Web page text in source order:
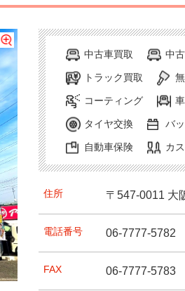
中古車買取 中
トラック買取
コーティング
タイヤ交換 バ
自動車保険 カ
住所 〒547-0011 大
電話番号 06-7777-5782
FAX 06-7777-5783